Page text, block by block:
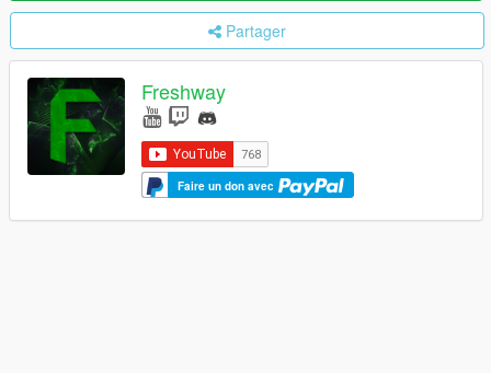
Partager
Freshway
Faire un don avec